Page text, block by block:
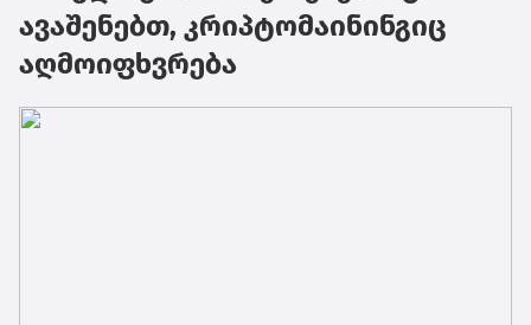
ავაშენებთ, კრიპტომაინინგიც
აღმოიფხვრება